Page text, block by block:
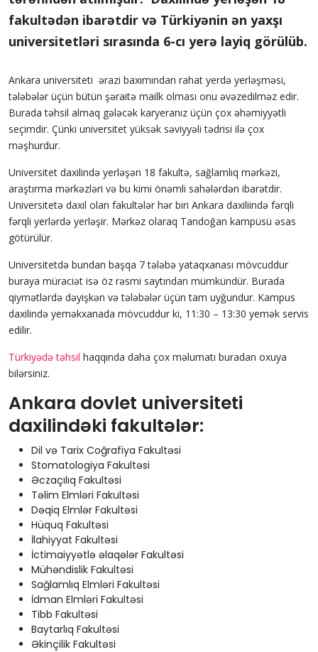
fakultədən ibarətdir və Türkiyənin ən yaxşı
universitetləri sırasında 6-cı yerə layiq görülüb.
Ankara universiteti ərazi baxımından rahat yerdə yerləşməsi,
tələbələr üçün bütün şəraitə mailk olması onu əvəzedilməz edir.
Burada təhsil almaq gələcək karyeranız üçün çox əhəmiyyətli
seçimdir. Çünki universitet yüksək səviyyəli tədrisi ilə çox
məşhurdur.
Universitet daxilində yerləşən 18 fakultə, sağlamlıq mərkəzi,
araştırma mərkəzləri və bu kimi önəmli sahələrdən ibarətdir.
Universitetə daxil olan fakultələr hər biri Ankara daxiliində fərqli
fərqli yerlərdə yerləşir. Mərkəz olaraq Tandoğan kampüsü əsas
götürülür.
Universitetdə bundan başqa 7 tələbə yataqxanası mövcuddur
buraya müraciət isə öz rəsmi saytından mümkündür. Burada
qiymətlərdə dəyişkən və tələbələr üçün tam uyğundur. Kampus
daxilində yeməkxanada mövcuddur ki, 11:30 – 13:30 yemək servis
edilir.
Türkiyədə təhsil haqqında daha çox məlumatı buradan oxuya
bilərsiniz.
Ankara dovlet universiteti
daxilindəki fakultələr:
Dil və Tarix Coğrafiya Fakultəsi
Stomatologiya Fakultəsi
Əczaçılıq Fakultəsi
Təlim Elmləri Fakultəsi
Dəqiq Elmlər Fakultəsi
Hüquq Fakultəsi
İlahiyyat Fakultəsi
İctimaiyyətlə əlaqələr Fakultəsi
Mühəndislik Fakultəsi
Sağlamlıq Elmləri Fakultəsi
İdman Elmləri Fakultəsi
Tibb Fakultəsi
Baytarlıq Fakultəsi
Əkinçilik Fakultəsi